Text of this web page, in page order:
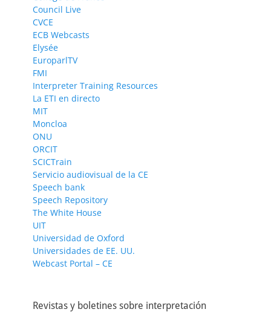
Council Live
CVCE
ECB Webcasts
Elysée
EuroparlTV
FMI
Interpreter Training Resources
La ETI en directo
MIT
Moncloa
ONU
ORCIT
SCICTrain
Servicio audiovisual de la CE
Speech bank
Speech Repository
The White House
UIT
Universidad de Oxford
Universidades de EE. UU.
Webcast Portal – CE
Revistas y boletines sobre interpretación